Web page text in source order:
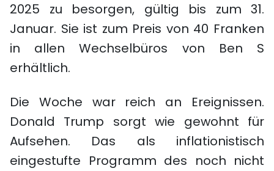
2025 zu besorgen, gültig bis zum 31.
Januar. Sie ist zum Preis von 40 Franken
in allen Wechselbüros von Ben S
erhältlich.
Die Woche war reich an Ereignissen.
Donald Trump sorgt wie gewohnt für
Aufsehen. Das als inflationistisch
eingestufte Programm des noch nicht